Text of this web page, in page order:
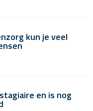
kun je veel
en is nog